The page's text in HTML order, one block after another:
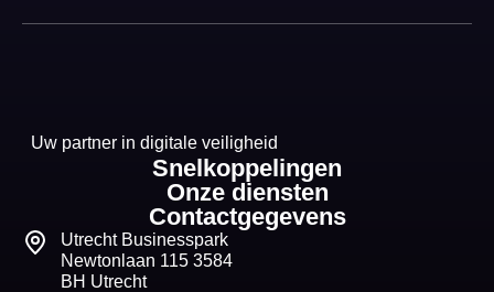
Uw partner in digitale veiligheid
Snelkoppelingen
Onze diensten
Contactgegevens
Utrecht Businesspark
Newtonlaan 115 3584
BH Utrecht